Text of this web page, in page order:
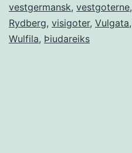
vestgermansk, vestgoterne,
Rydberg, visigoter, Vulgata,
Wulfila, Þiudareiks